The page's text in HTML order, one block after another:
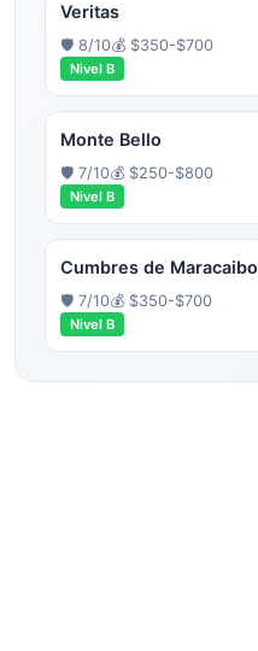
Veritas
🛡️ 8/10💰 $350-$700
Nivel B
Monte Bello
🛡️ 7/10💰 $250-$800
Nivel B
Cumbres de Maracaibo
🛡️ 7/10💰 $350-$700
Nivel B